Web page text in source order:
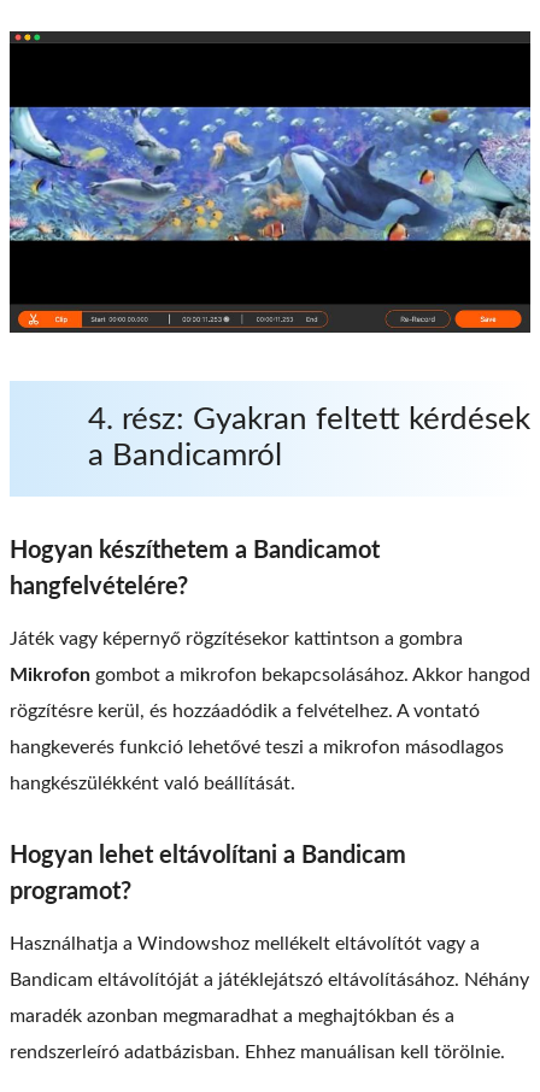
4. rész: Gyakran feltett kérdések
a Bandicamról
Hogyan készíthetem a Bandicamot
hangfelvételére?
Játék vagy képernyő rögzítésekor kattintson a gombra
Mikrofon gombot a mikrofon bekapcsolásához. Akkor hangod
rögzítésre kerül, és hozzáadódik a felvételhez. A vontató
hangkeverés funkció lehetővé teszi a mikrofon másodlagos
hangkészülékként való beállítását.
Hogyan lehet eltávolítani a Bandicam
programot?
Használhatja a Windowshoz mellékelt eltávolítót vagy a
Bandicam eltávolítóját a játéklejátszó eltávolításához. Néhány
maradék azonban megmaradhat a meghajtókban és a
rendszerleíró adatbázisban. Ehhez manuálisan kell törölnie.